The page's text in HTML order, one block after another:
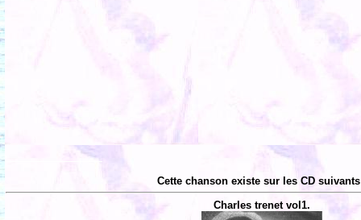
Cette chanson existe sur les CD
Charles trenet vol1.